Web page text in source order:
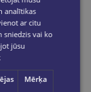
saņemsi
analītikas
ar citu
sniedzis vai ko
jūsu
Mērķa